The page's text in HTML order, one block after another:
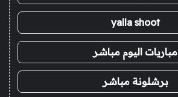
yalla shoot
مباريات اليوم مباشر
برشلونة مباشر